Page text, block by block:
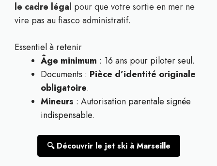
le cadre légal pour que votre sortie en mer ne
vire pas au fiasco administratif.
Essentiel à retenir
Âge minimum : 16 ans pour piloter seul.
Documents : Pièce d’identité originale
obligatoire.
Mineurs : Autorisation parentale signée
indispensable.
🔍 Découvrir le jet ski à Marseille